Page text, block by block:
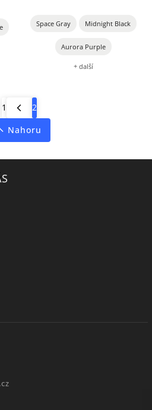
Space Gray Midnight Black
Aurora Purple
+ další
1
2
Nahoru